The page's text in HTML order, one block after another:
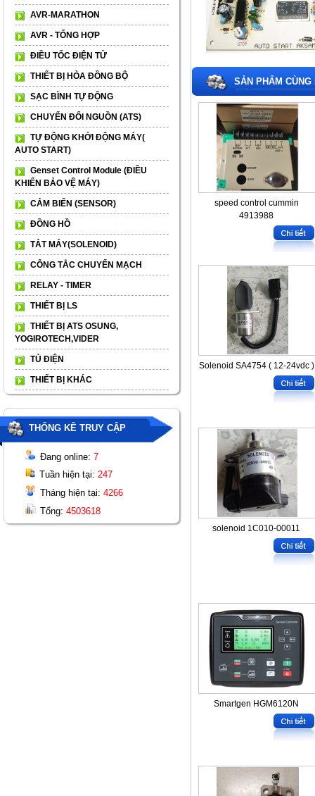
AVR-MARATHON
AVR - TỔNG HỢP
ĐIỀU TỐC ĐIỆN TỬ
THIẾT BỊ HÒA ĐỒNG BỘ
SẠC BÌNH TỰ ĐỘNG
CHUYỂN ĐỔI NGUỒN (ATS)
TỰ ĐỘNG KHỞI ĐỘNG MÁY(
AUTO START)
Genset Control Module (ĐIỀU
KHIỂN BẢO VỆ MÁY)
CẢM BIẾN (SENSOR)
ĐỒNG HỒ
TẮT MÁY(SOLENOID)
CÔNG TẮC CHUYỂN MẠCH
RELAY - TIMER
THIẾT BỊ LS
THIẾT BỊ ATS OSUNG,
YOGIROTECH,VIDER
TỦ ĐIỆN
THIẾT BỊ KHÁC
THỐNG KÊ TRUY CẬP
Đang online: 7
Tuần hiện tại: 247
Tháng hiện tại: 4266
Tổng: 4503618
SẢN PHẨM CÙNG
speed control cummin
4913988
Solenoid SA4754 ( 12-24vdc )
solenoid 1C010-00011
Smartgen HGM6120N